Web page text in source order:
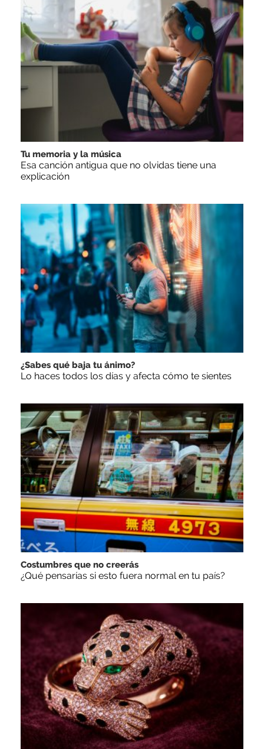
Tu memoria y la música
Esa canción antigua que no olvidas tiene una
explicación
¿Sabes qué baja tu ánimo?
Lo haces todos los días y afecta cómo te sientes
Costumbres que no creerás
¿Qué pensarías si esto fuera normal en tu país?